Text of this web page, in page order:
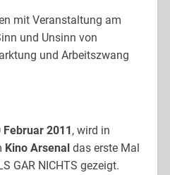
mit Veranstaltung am
und Unsinn von
und Arbeitszwang
Februar 2011, wird in
Kino Arsenaldas erste Mal
GAR NICHTS gezeigt.